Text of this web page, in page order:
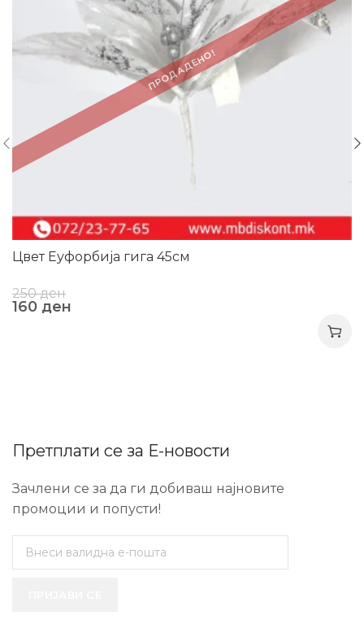
ПРОДАДЕНО!
Цвет Еуфорбија гига 45см
250ден
160 ден
Претплати се за Е-новости
Зачлени се за да ги добиваш најновите
промоции и попусти!